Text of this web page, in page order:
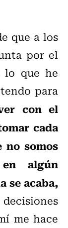
que a los
por el
lo que he
para
con el
cada
no somos
algún
se acaba,
me hace